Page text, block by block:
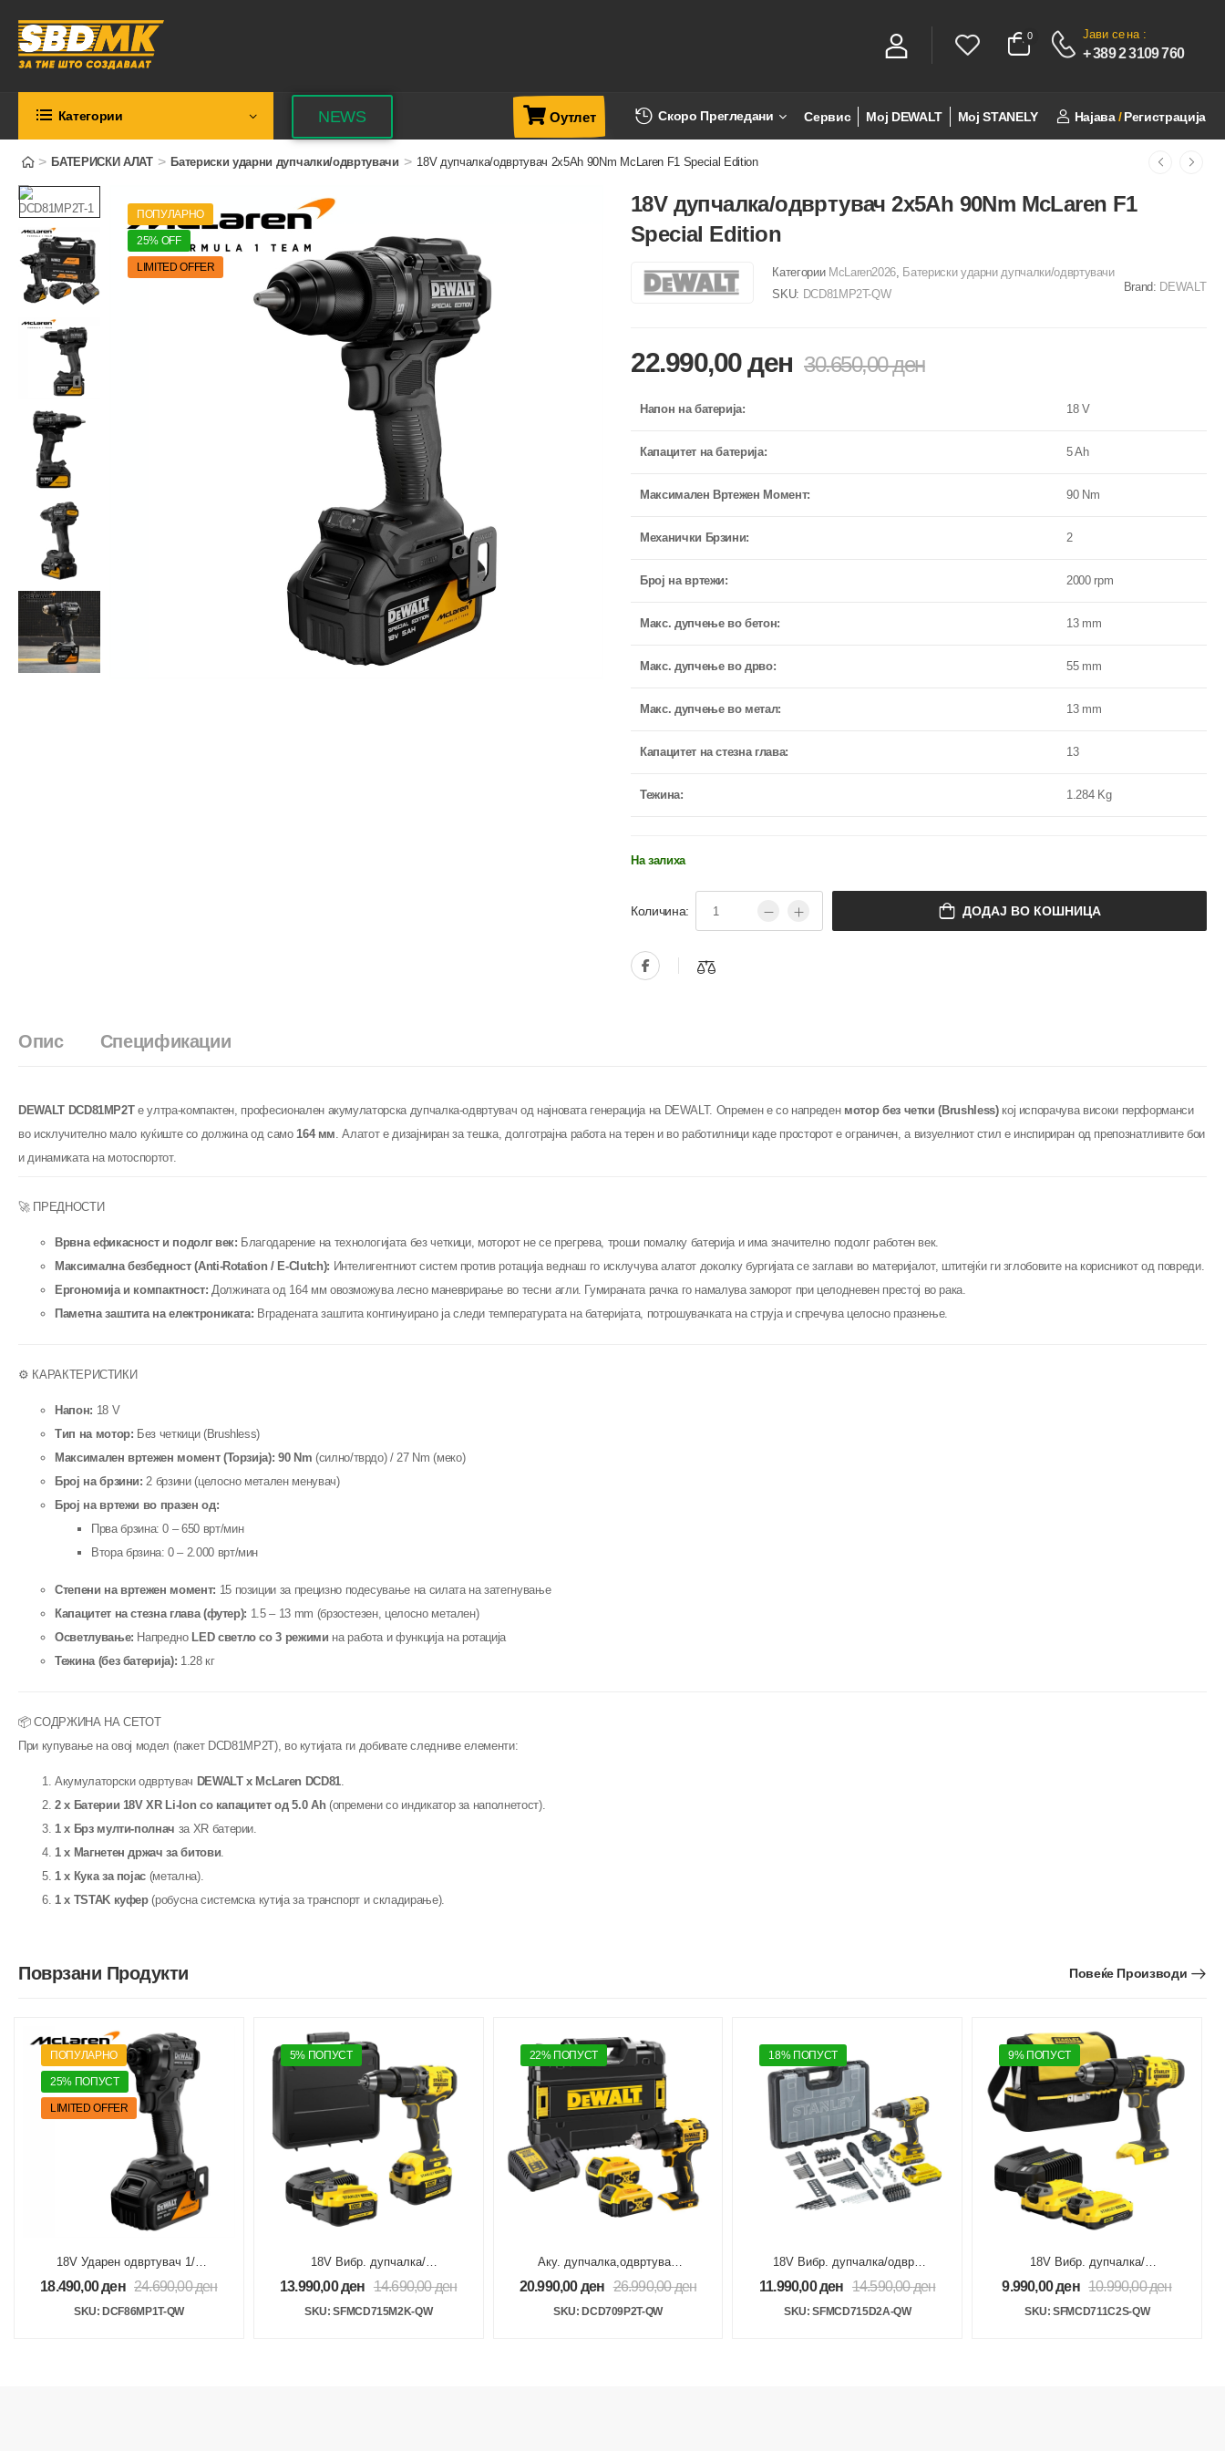
0 0 Јави се на :
+ 389 2 3109 760
Категории NEWS Оутлет Скоро Прегледани Сервис Мој DEWALT Мој STANELY Најава / Регистрација
> БАТЕРИСКИ АЛАТ > Батериски ударни дупчалки/одвртувачи > 18V дупчалка/одвртувач 2x5Ah 90Nm McLaren F1 Special Edition
ПОПУЛАРНО
25% OFF
LIMITED OFFER
18V дупчалка/одвртувач 2x5Ah 90Nm McLaren F1
Special Edition
Категории McLaren2026, Батериски ударни дупчалки/одвртувачи
SKU: DCD81MP2T-QW
Brand: DEWALT
22.990,00ден 30.650,00ден
Напон на батерија: 18 V
Капацитет на батерија: 5 Ah
Максимален Вртежен Момент: 90 Nm
Механички Брзини: 2
Број на вртежи: 2000 rpm
Макс. дупчење во бетон: 13 mm
Макс. дупчење во дрво: 55 mm
Макс. дупчење во метал: 13 mm
Капацитет на стезна глава: 13
Тежина: 1.284 Kg
На залиха
Количина: ДОДАЈ ВО КОШНИЦА
Опис Спецификации
DEWALT DCD81MP2Tе ултра-компактен, професионален акумулаторска дупчалка-одвртувач од најновата генерација на DEWALT. Опремен е со напреден мотор без четки (Brushless)кој испорачува високи перформанси
во исклучително мало куќиште со должина од само164 мм. Алатот е дизајниран за тешка, долготрајна работа на терен и во работилници каде просторот е ограничен, а визуелниот стил е инспириран од препознатливите бои
и динамиката на мотоспортот.
🚀 ПРЕДНОСТИ
Врвна ефикасност и подолг век: Благодарение на технологијата без четкици, моторот не се прегрева, троши помалку батерија и има значително подолг работен век.
Максимална безбедност (Anti-Rotation / E-Clutch): Интелигентниот систем против ротација веднаш го исклучува алатот доколку бургијата се заглави во материјалот, штитејќи ги зглобовите на корисникот од повреди.
Ергономија и компактност: Должината од 164 мм овозможува лесно маневрирање во тесни агли. Гумираната рачка го намалува заморот при целодневен престој во рака.
Паметна заштита на електрониката: Вградената заштита континуирано ја следи температурата на батеријата, потрошувачката на струја и спречува целосно празнење.
⚙️ КАРАКТЕРИСТИКИ
Напон: 18 V
Тип на мотор: Без четкици (Brushless)
Максимален вртежен момент (Торзија): 90 Nm (силно/тврдо) / 27 Nm (меко)
Број на брзини: 2 брзини (целосно метален менувач)
Број на вртежи во празен од:
Прва брзина: 0 – 650 врт/мин
Втора брзина: 0 – 2.000 врт/мин
Степени на вртежен момент: 15 позиции за прецизно подесување на силата на затегнување
Капацитет на стезна глава (футер): 1.5 – 13 mm (брзостезен, целосно метален)
Осветлување: Напредно LED светло со 3 режими на работа и функција на ротација
Тежина (без батерија): 1.28 кг
📦 СОДРЖИНА НА СЕТОТ
При купување на овој модел (пакет DCD81MP2T), во кутијата ги добивате следниве елементи:
Акумулаторски одвртувач DEWALT x McLaren DCD81.
2 x Батерии 18V XR Li-Ion со капацитет од 5.0 Ah (опремени со индикатор за наполнетост).
1 x Брз мулти-полнач за XR батерии.
1 x Магнетен држач за битови
1 x Кука за појас (метална).
1 x TSTAK куфер(робусна системска кутија за транспорт и складирање).
Поврзани Продукти Повеќе Производи
ПОПУЛАРНО
25% ПОПУСТ
LIMITED OFFER
18V Ударен одвртувач 1/4
1x5Ah 205Nm McLaren F1
Special Edition
18.490,00ден 24.690,00ден
SKU: DCF86MP1T-QW
5% ПОПУСТ
18V Вибр. дупчалка/
одвртувач 2x4Ah V20 Brushless
13.990,00ден 14.690,00ден
SKU: SFMCD715M2K-QW
22% ПОПУСТ
Аку. дупчалка,одвртувач
18V 5Ah ТСТАК
20.990,00ден 26.990,00ден
SKU: DCD709P2T-QW
18% ПОПУСТ
18V Вибр. дупчалка/одврт.
2x2Ah V20 Brushless 100
прибор
11.990,00ден 14.590,00ден
SKU: SFMCD715D2A-QW
9% ПОПУСТ
18V Вибр. дупчалка/
одвртувач 2×1.5Ah V20
9.990,00ден 10.990,00ден
SKU: SFMCD711C2S-QW